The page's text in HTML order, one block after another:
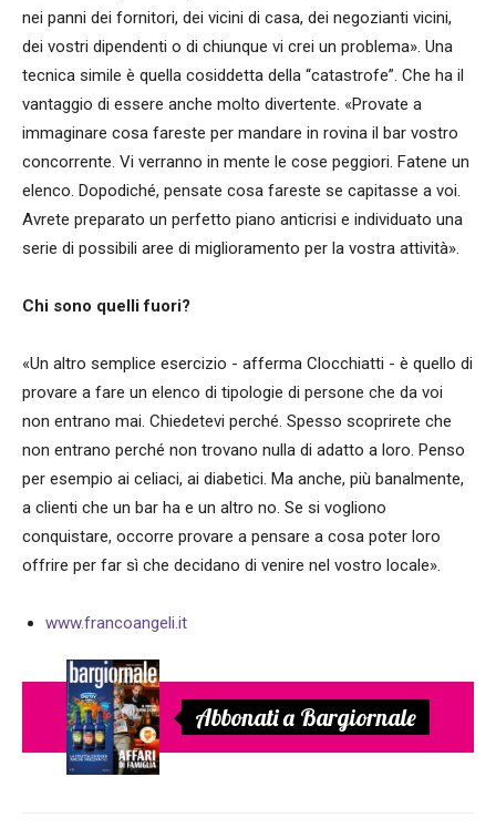
nei panni dei fornitori, dei vicini di casa, dei negozianti vicini,
dei vostri dipendenti o di chiunque vi crei un problema». Una
tecnica simile è quella cosiddetta della “catastrofe”. Che ha il
vantaggio di essere anche molto divertente. «Provate a
immaginare cosa fareste per mandare in rovina il bar vostro
concorrente. Vi verranno in mente le cose peggiori. Fatene un
elenco. Dopodiché, pensate cosa fareste se capitasse a voi.
Avrete preparato un perfetto piano anticrisi e individuato una
serie di possibili aree di miglioramento per la vostra attività».
Chi sono quelli fuori?
«Un altro semplice esercizio - afferma Clocchiatti - è quello di
provare a fare un elenco di tipologie di persone che da voi
non entrano mai. Chiedetevi perché. Spesso scoprirete che
non entrano perché non trovano nulla di adatto a loro. Penso
per esempio ai celiaci, ai diabetici. Ma anche, più banalmente,
a clienti che un bar ha e un altro no. Se si vogliono
conquistare, occorre provare a pensare a cosa poter loro
offrire per far sì che decidano di venire nel vostro locale».
www.francoangeli.it
Abbonati a Bargiornale